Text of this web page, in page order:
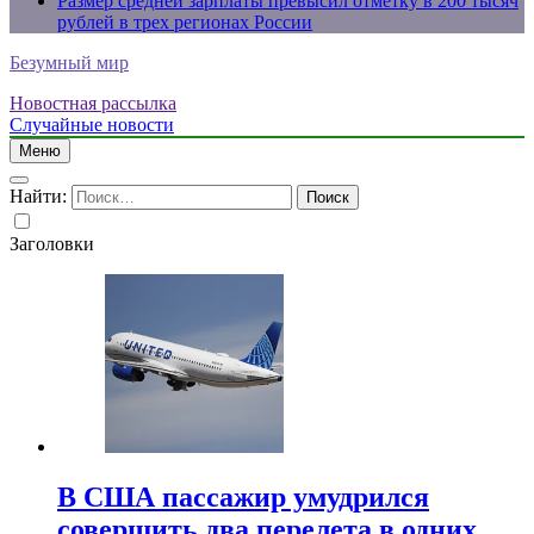
рублей в трех регионах России
Безумный мир
Новостная рассылка
Случайные новости
Меню
Найти:
Заголовки
В США пассажир умудрился